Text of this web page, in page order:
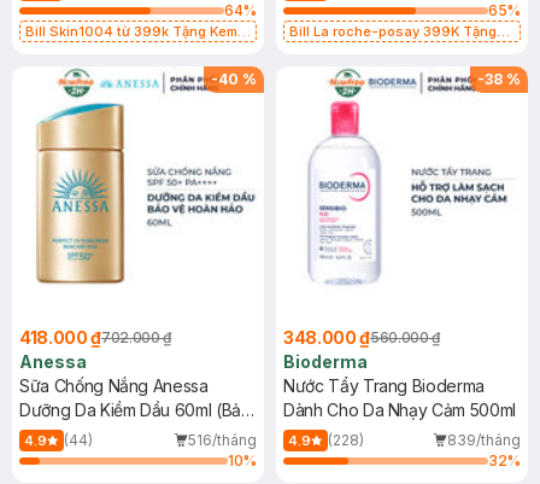
64%
Bill Skin1004 từ 399k Tặng Kem
SPF 50+ 20ml (SL Có Hạn)
65%
Bill La roche-posay 399K Tặng
(SL có hạn)
-40 %
418.000 ₫702.000 ₫
Anessa
Sữa Chống Nắng Anessa
Dưỡng Da Kiềm Dầu 60ml (Bản
Mới)
4.9 (44)
516/tháng
10%
-38 %
348.000 ₫560.000 ₫
Bioderma
Nước Tẩy Trang Bioderma
Dành Cho Da Nhạy Cảm 500ml
4.9 (228)
839/tháng
32%